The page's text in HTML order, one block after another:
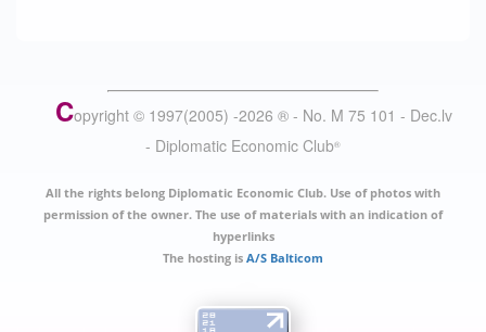
Copyright © 1997(2005) -2026 ® - No. M 75 101 - Dec.lv
- Diplomatic Economic Club®
All the rights belong Diplomatic Economic Club. Use of photos with
permission of the owner. The use of materials with an indication of
hyperlinks
The hosting is A/S Balticom